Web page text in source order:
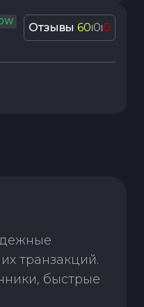
Отзывы 60|0|0
транзакций.
быстрые